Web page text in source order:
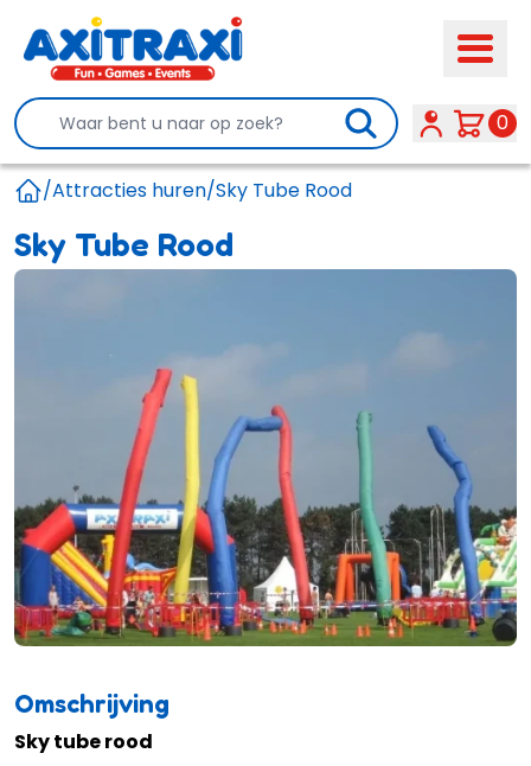
Search 0
/Attracties huren/Sky Tube Rood
Sky Tube Rood
Omschrijving
Sky tube rood